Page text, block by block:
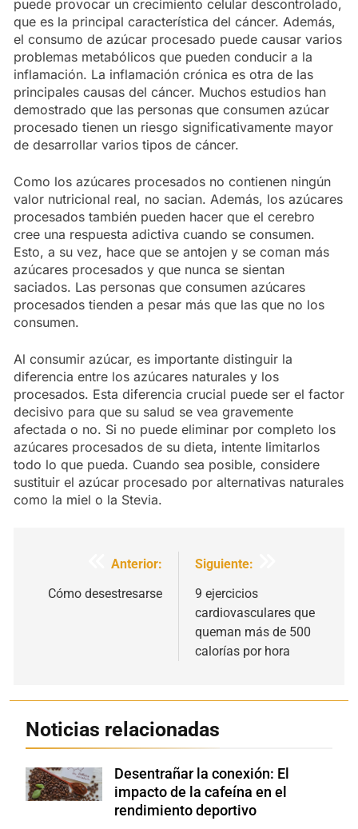
puede provocar un crecimiento celular descontrolado,
que es la principal característica del cáncer. Además,
el consumo de azúcar procesado puede causar varios
problemas metabólicos que pueden conducir a la
inflamación. La inflamación crónica es otra de las
principales causas del cáncer. Muchos estudios han
demostrado que las personas que consumen azúcar
procesado tienen un riesgo significativamente mayor
de desarrollar varios tipos de cáncer.
Como los azúcares procesados no contienen ningún
valor nutricional real, no sacian. Además, los azúcares
procesados también pueden hacer que el cerebro
cree una respuesta adictiva cuando se consumen.
Esto, a su vez, hace que se antojen y se coman más
azúcares procesados y que nunca se sientan
saciados. Las personas que consumen azúcares
procesados tienden a pesar más que las que no los
consumen.
Al consumir azúcar, es importante distinguir la
diferencia entre los azúcares naturales y los
procesados. Esta diferencia crucial puede ser el factor
decisivo para que su salud se vea gravemente
afectada o no. Si no puede eliminar por completo los
azúcares procesados de su dieta, intente limitarlos
todo lo que pueda. Cuando sea posible, considere
sustituir el azúcar procesado por alternativas naturales
como la miel o la Stevia.
Navegación
de
Anterior:
Cómo desestresarse
Siguiente:
9 ejercicios
cardiovasculares que
queman más de 500
calorías por hora
Noticias relacionadas
Shutterstock
Desentrañar la conexión: El
impacto de la cafeína en el
rendimiento deportivo